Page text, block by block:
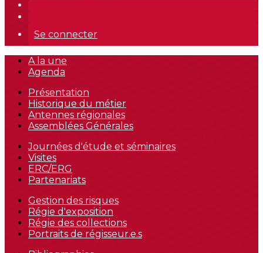
Se connecter
A la une
Agenda
Présentation
Historique du métier
Antennes régionales
Assemblées Générales
Journées d'étude et séminaires
Visites
ERC/ERG
Partenariats
Gestion des risques
Régie d'exposition
Régie des collections
Portraits de régisseur.e.s